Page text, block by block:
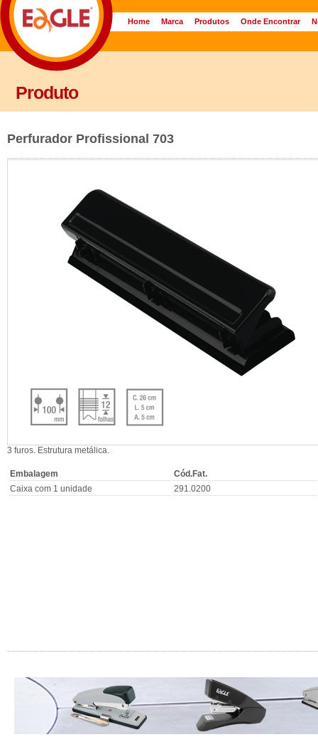
Home Marca Produtos Onde Encontrar
Produto
Perfurador Profissional 703
3 furos. Estrutura metálica.
Embalagem
Cód.Fat.
Caixa com 1 unidade
291.0200